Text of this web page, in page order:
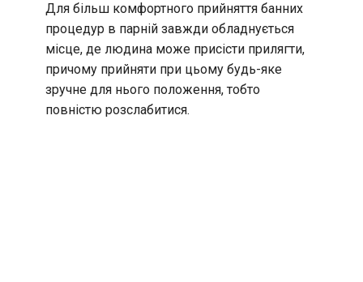
Для більш комфортного прийняття банних
процедур в парній завжди обладнується
місце, де людина може присісти прилягти,
причому прийняти при цьому будь-яке
зручне для нього положення, тобто
повністю розслабитися.